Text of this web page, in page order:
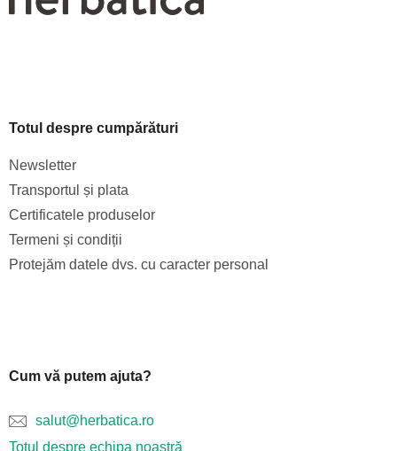
Totul despre cumpărături
Newsletter
Transportul și plata
Certificatele produselor
Termeni și condiții
Protejăm datele dvs. cu caracter personal
Cum vă putem ajuta?
salut@herbatica.ro
Totul despre echipa noastră